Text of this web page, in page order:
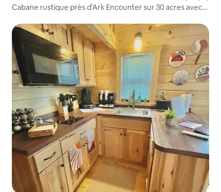
Cabane rustique près d'Ark Encounter sur 30 acres avec